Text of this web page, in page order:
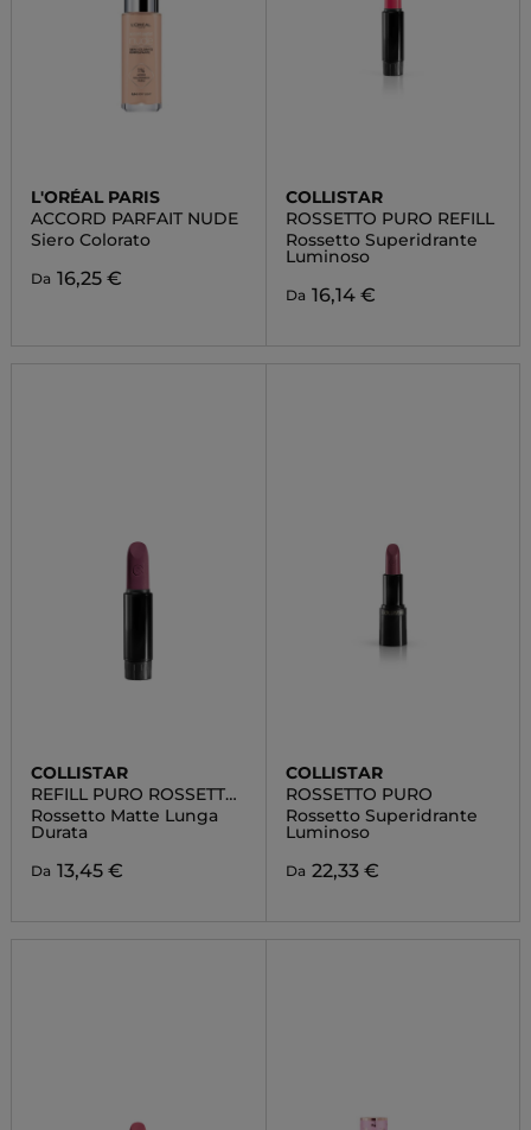
L'ORÉAL PARIS
ACCORD PARFAIT NUDE
Siero Colorato
Da 16,25 €
COLLISTAR
ROSSETTO PURO REFILL
Rossetto Superidrante
Luminoso
Da 16,14 €
COLLISTAR
REFILL PURO ROSSETTO
MATTE
Rossetto Matte Lunga
Durata
Da 13,45 €
COLLISTAR
ROSSETTO PURO
Rossetto Superidrante
Luminoso
Da 22,33 €